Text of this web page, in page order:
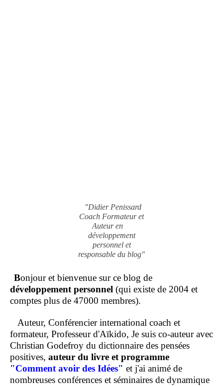
"Didier Penissard
Coach Formateur et
Auteur en
développement
personnel et
responsable du blog"
Bonjour et bienvenue sur ce blog de
développement personnel (qui existe de 2004 et
comptes plus de 47000 membres).
Auteur, Conférencier international coach et
formateur, Professeur d'Aïkido, Je suis co-auteur avec
Christian Godefroy du dictionnaire des pensées
positives, auteur du livre et programme
"Comment avoir des Idées" et j'ai animé de
nombreuses conférences et séminaires de dynamique